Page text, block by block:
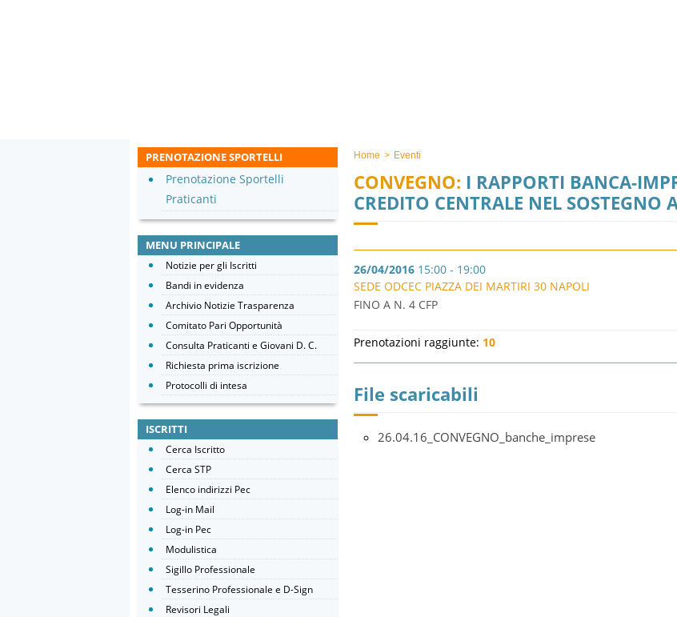
Home > Eventi
CONVEGNO: I RAPPORTI BANCA-
CREDITO CENTRALE NEL
26/04/2016 15:00 - 19:00
SEDE ODCEC PIAZZA DEI MARTIRI 30 NAPOLI
FINO A N. 4 CFP
Prenotazioni raggiunte: 10
File scaricabili
26.04.16_CONVEGNO_banche_imprese
PRENOTAZIONE SPORTELLI
Prenotazione Sportelli
Praticanti
MENU PRINCIPALE
Notizie per gli Iscritti
Bandi in evidenza
Archivio Notizie Trasparenza
Comitato Pari Opportunità
Consulta Praticanti e Giovani D. C.
Richiesta prima iscrizione
Protocolli di intesa
ISCRITTI
Cerca Iscritto
Cerca STP
Elenco indirizzi Pec
Log-in Mail
Log-in Pec
Modulistica
Sigillo Professionale
Tesserino Professionale e D-Sign
Revisori Legali